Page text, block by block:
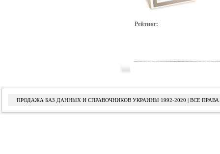
Рейтинг:
ПРОДАЖА БАЗ ДАННЫХ И СПРАВОЧНИКОВ УКРАИНЫ 1992-2020 | ВСЕ